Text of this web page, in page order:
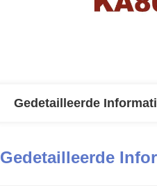
Gedetailleerde
Gedetailleerde